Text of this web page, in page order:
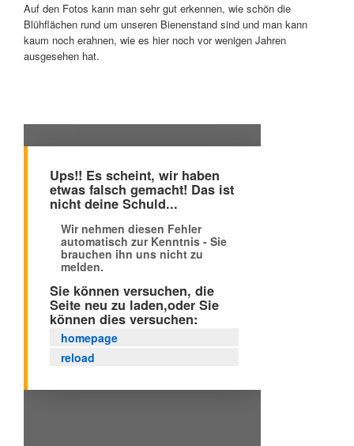
Auf den Fotos kann man sehr gut erkennen, wie schön die
Blühflächen rund um unseren Bienenstand sind und man kann
kaum noch erahnen, wie es hier noch vor wenigen Jahren
ausgesehen hat.